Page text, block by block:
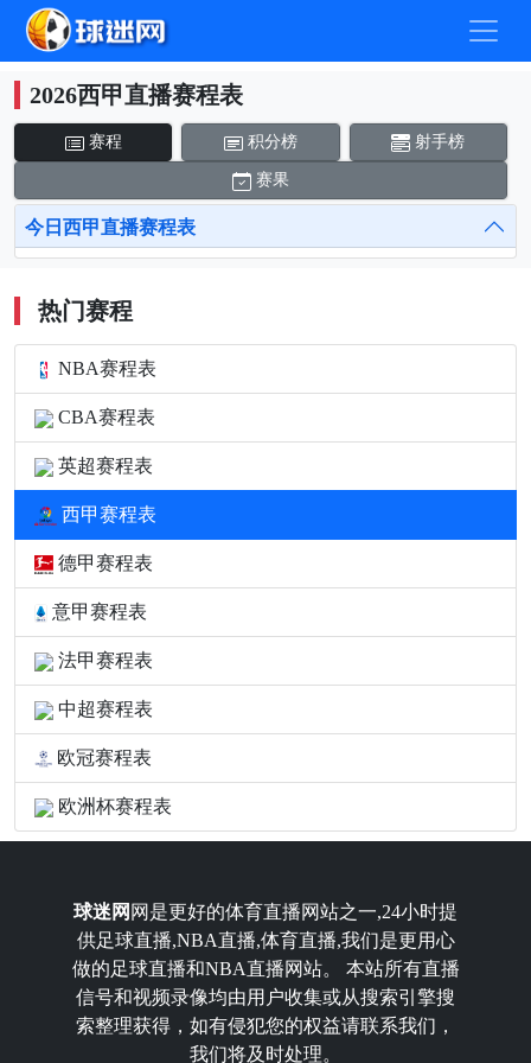
2026西甲直播赛程表
赛程 积分榜 射手榜
赛果
今日西甲直播赛程表
热门赛程
NBA赛程表
CBA赛程表
英超赛程表
西甲赛程表
德甲赛程表
意甲赛程表
法甲赛程表
中超赛程表
欧冠赛程表
欧洲杯赛程表
球迷网 网是更好的体育直播网站之一,24小时提
供足球直播,NBA直播,体育直播,我们是更用心
做的足球直播和NBA直播网站。 本站所有直播
信号和视频录像均由用户收集或从搜索引擎搜
索整理获得，如有侵犯您的权益请联系我们，
我们将及时处理。